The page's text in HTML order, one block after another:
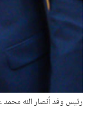
رئيس وفد أنصار الله محمد عبد